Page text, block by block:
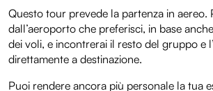
Questo tour prevede la partenza in aereo.
dall’aeroporto che preferisci, in base
dei voli, e incontrerai il resto del gruppo e
direttamente a destinazione.
Puoi rendere ancora più personale la tua